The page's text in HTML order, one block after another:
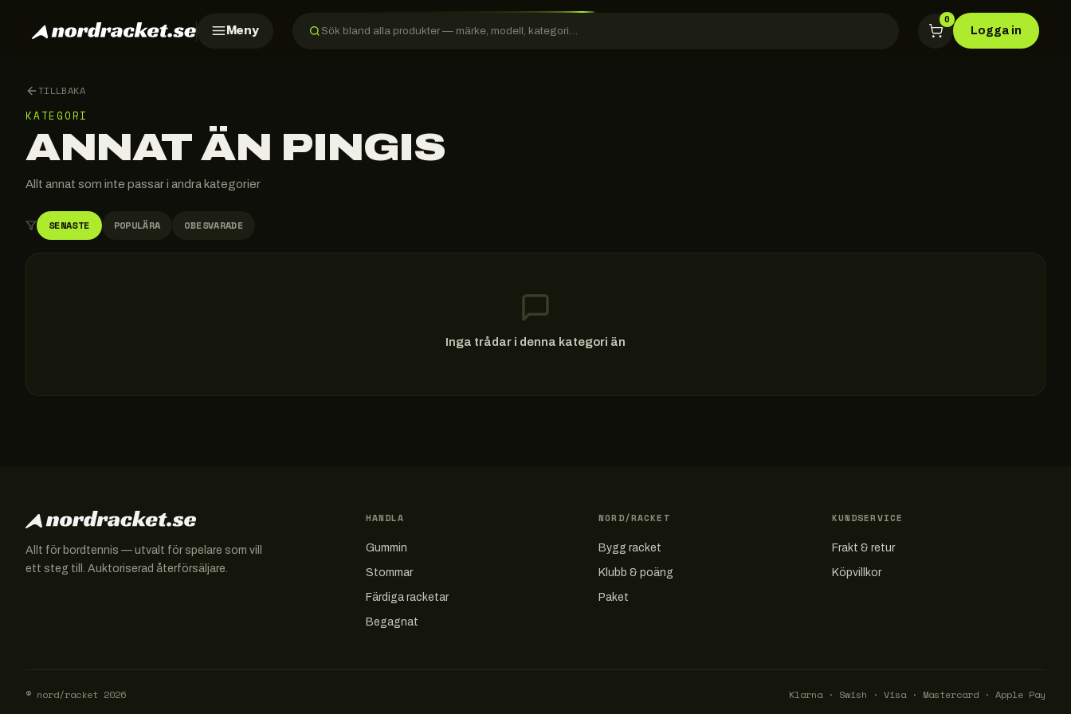
Meny
0
Logga in
TILLBAKA
KATEGORI
ANNAT ÄN PINGIS
Allt annat som inte passar i andra kategorier
SENASTE POPULÄRA OBESVARADE
Inga trådar i denna kategori än
Allt för bordtennis — utvalt för spelare som vill
ett steg till. Auktoriserad återförsäljare.
HANDLA
Gummin
Stommar
Färdiga racketar
Begagnat
NORD/RACKET
Bygg racket
Klubb & poäng
Paket
KUNDSERVICE
Frakt & retur
Köpvillkor
© nord/racket 2026 Klarna · Swish · Visa · Mastercard · Apple Pay